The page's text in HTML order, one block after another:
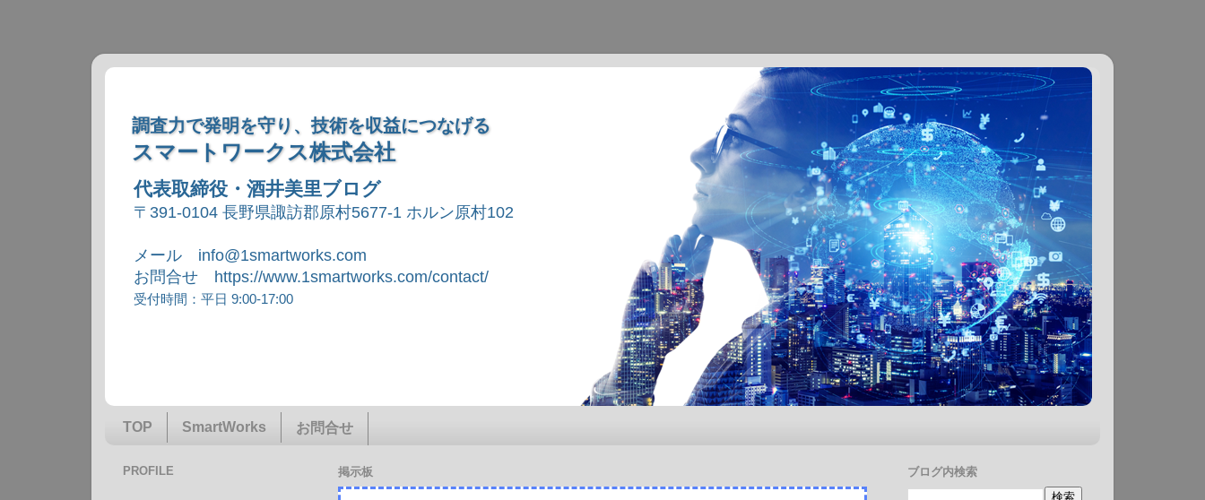
調査力で発明を守り、技術を収益につなげる
スマートワークス株式会社
代表取締役・酒井美里ブログ
〒391-0104 長野県諏訪郡原村5677-1 ホルン原村102
メール info@1smartworks.com
お問合せ https://www.1smartworks.com/contact/
受付時間：平日 9:00-17:00
TOP SmartWorks お問合せ
掲示板
PROFILE ブログ内検索